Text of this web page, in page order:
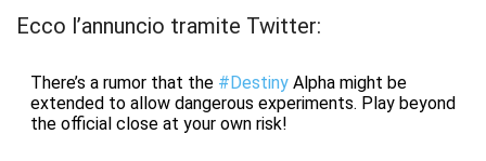
Ecco l’annuncio tramite Twitter:
There’s a rumor that the #DestinyAlpha might be
extended to allow dangerous experiments. Play beyond
the official close at your own risk!